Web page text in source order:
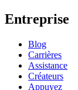
Entreprise
Blog
Carrières
Assistance
Créateurs
Appuyez